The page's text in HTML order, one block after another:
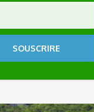
SOUSCRIRE